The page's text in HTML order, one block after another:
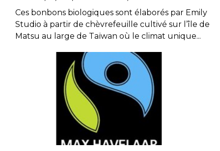
Ces bonbons biologiques sont élaborés par Emily
Studio à partir de chèvrefeuille cultivé sur l’île de
Matsu au large de Taïwan où le climat unique...